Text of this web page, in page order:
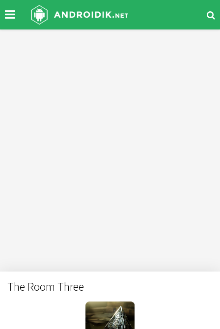
The Room Three